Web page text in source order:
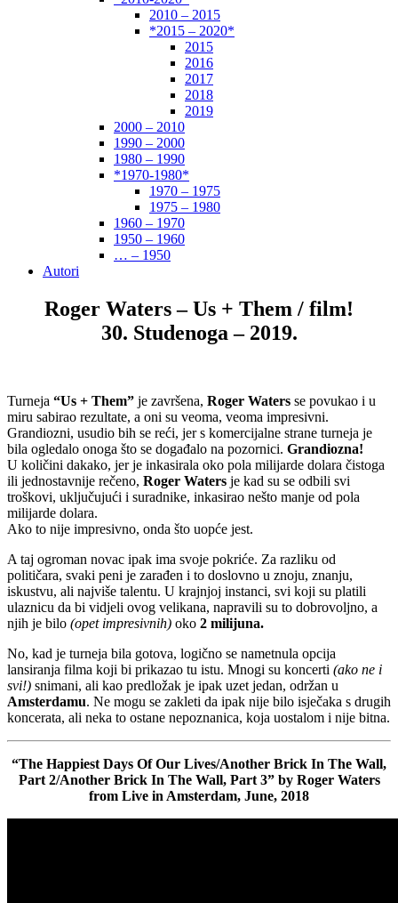
2010 – 2015
*2015 – 2020*
2015
2016
2017
2018
2019
2000 – 2010
1990 – 2000
1980 – 1990
*1970-1980*
1970 – 1975
1975 – 1980
1960 – 1970
1950 – 1960
… – 1950
Autori
Roger Waters – Us + Them / film!
30. Studenoga – 2019.
Turneja “Us + Them” je završena, Roger Waters se povukao i u
miru sabirao rezultate, a oni su veoma, veoma impresivni.
Grandiozni, usudio bih se reći, jer s komercijalne strane turneja je
bila ogledalo onoga što se događalo na pozornici. Grandiozna!
U količini dakako, jer je inkasirala oko pola milijarde dolara čistoga
ili jednostavnije rečeno, Roger Waters je kad su se odbili svi
troškovi, uključujući i suradnike, inkasirao nešto manje od pola
milijarde dolara.
Ako to nije impresivno, onda što uopće jest.
A taj ogroman novac ipak ima svoje pokriće. Za razliku od
političara, svaki peni je zarađen i to doslovno u znoju, znanju,
iskustvu, ali najviše talentu. U krajnjoj instanci, svi koji su platili
ulaznicu da bi vidjeli ovog velikana, napravili su to dobrovoljno, a
njih je bilo (opet impresivnih) oko 2 milijuna.
No, kad je turneja bila gotova, logično se nametnula opcija
lansiranja filma koji bi prikazao tu istu. Mnogi su koncerti (ako ne i
svi!) snimani, ali kao predložak je ipak uzet jedan, održan u
Amsterdamu. Ne mogu se zakleti da ipak nije bilo isječaka s drugih
koncerata, ali neka to ostane nepoznanica, koja uostalom i nije bitna.
“The Happiest Days Of Our Lives/Another Brick In The Wall,
Part 2/Another Brick In The Wall, Part 3” by Roger Waters
from Live in Amsterdam, June, 2018